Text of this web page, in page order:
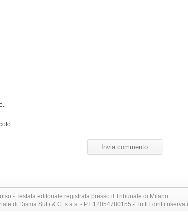
- Testata editoriale registrata presso il Tribunale di Milano
di Disma Sutti & C. s.a.s. - P.I. 12054780155 - Tutti i diritti riservati